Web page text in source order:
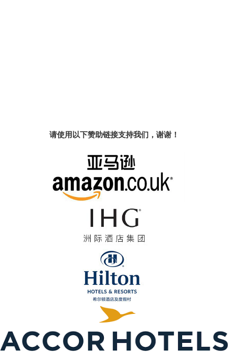
请使用以下赞助链接支持我们，谢谢！